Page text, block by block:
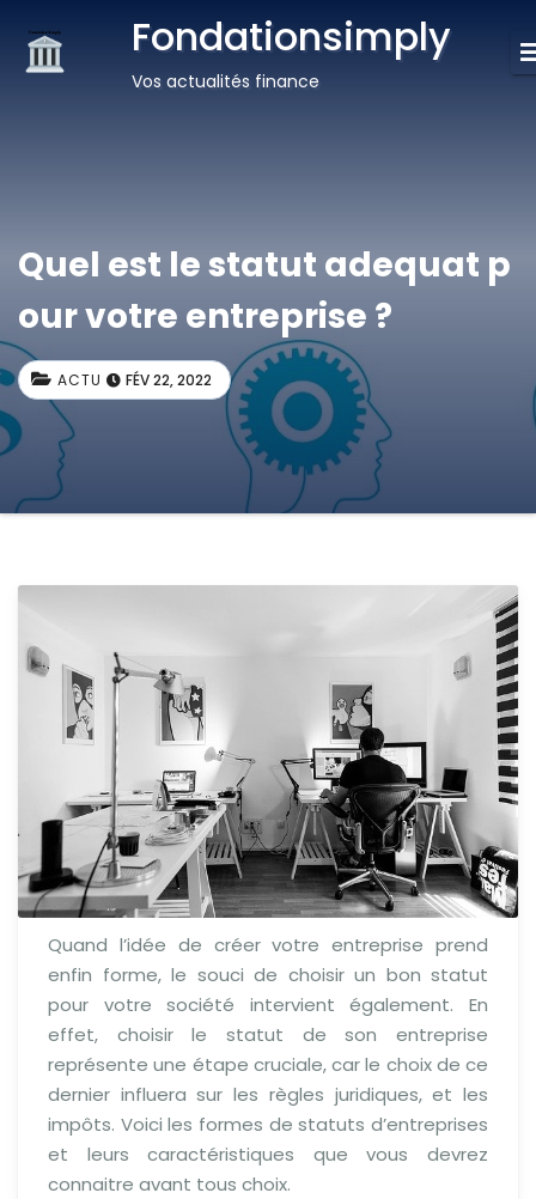
Fondationsimply
Vos actualités finance
Quel est le statut adequat p
our votre entreprise ?
ACTU FÉV 22, 2022
Quand l’idée de créer votre entreprise prend
enfin forme, le souci de choisir un bon statut
pour votre société intervient également. En
effet, choisir le statut de son entreprise
représente une étape cruciale, car le choix de ce
dernier influera sur les règles juridiques, et les
impôts. Voici les formes de statuts d’entreprises
et leurs caractéristiques que vous devrez
connaitre avant tous choix.